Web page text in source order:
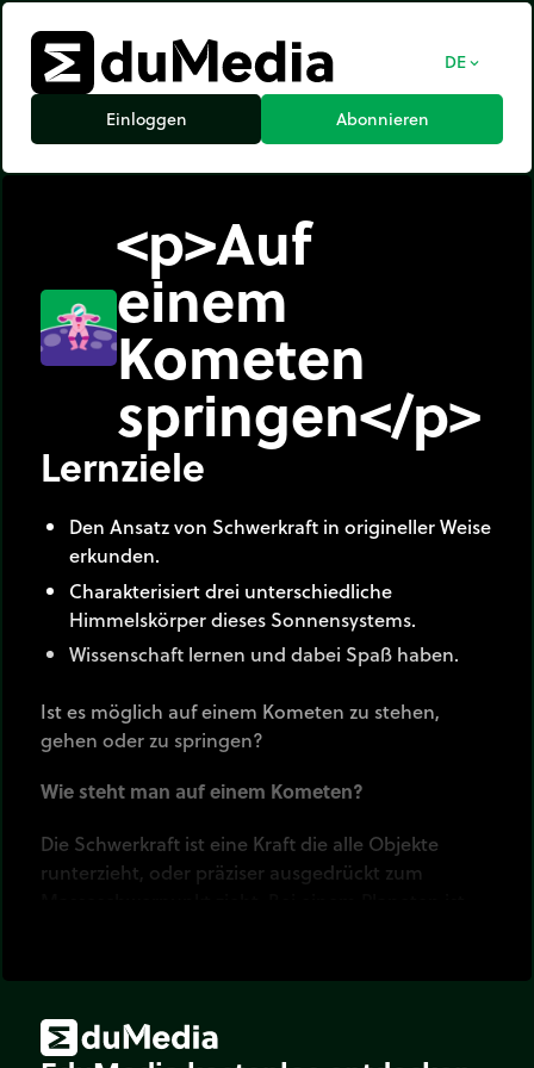
DE expand_more
Einloggen Abonnieren
<p>Auf
einem
Kometen
springen</p>
Lernziele
Den Ansatz von Schwerkraft in origineller Weise
erkunden.
Charakterisiert drei unterschiedliche
Himmelskörper dieses Sonnensystems.
Wissenschaft lernen und dabei Spaß haben.
Ist es möglich auf einem Kometen zu stehen,
gehen oder zu springen?
Wie steht man auf einem Kometen?
Die Schwerkraft ist eine Kraft die alle Objekte
runterzieht, oder präziser ausgedrückt zum
Objekte wie 67P Tschurmjumow-Gerassimenko ist
das Massezentrum etwas komplizierter zu
bestimmen und das Gravitationsfeld ist abhängig